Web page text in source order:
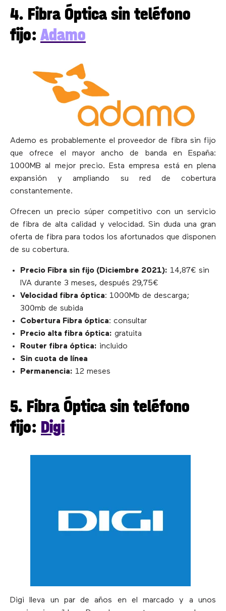
4. Fibra Óptica sin teléfono
fijo: Adamo
Ademo es probablemente el proveedor de fibra sin fijo
que ofrece el mayor ancho de banda en España:
1000MB al mejor precio. Esta empresa está en plena
expansión y ampliando su red de cobertura
constantemente.
Ofrecen un precio súper competitivo con un servicio
de fibra de alta calidad y velocidad. Sin duda una gran
oferta de fibra para todos los afortunados que disponen
de su cobertura.
Precio Fibra sin fijo (Diciembre 2021): 14,87€ sin
IVA durante 3 meses, después 29,75€
Velocidad fibra óptica: 1000Mb de descarga;
300mb de subida
Cobertura Fibra óptica: consultar
Precio alta fibra óptica: gratuita
Router fibra óptica: incluido
Sin cuota de línea
Permanencia: 12 meses
5. Fibra Óptica sin teléfono
fijo: Digi
Digi lleva un par de años en el marcado y a unos